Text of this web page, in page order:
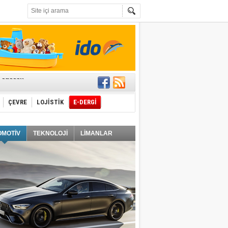
ÇEVRE LOJİSTİK E-DERGİ
TEKNOLOJİ LİMANLAR